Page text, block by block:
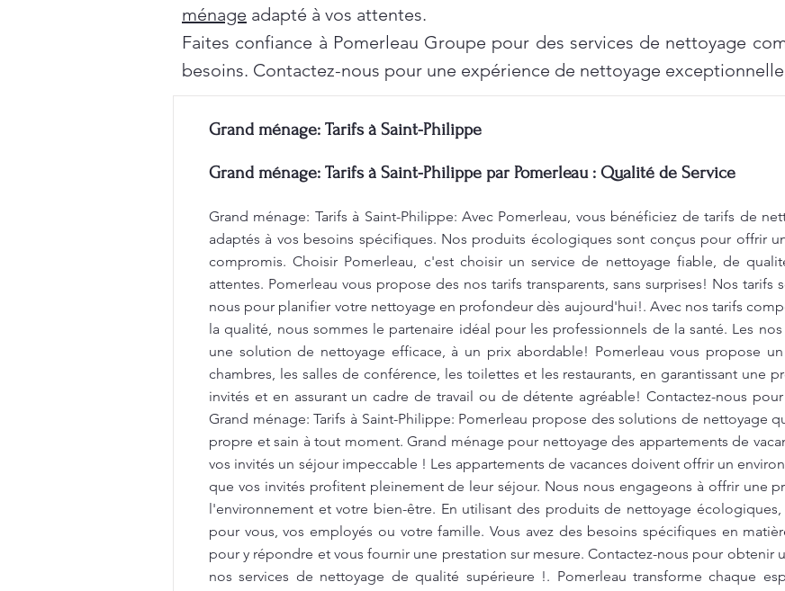
ménage adapté à vos attentes.
Faites confiance à Pomerleau Groupe pour des services de nettoyage
besoins. Contactez-nous pour une expérience de nettoyage
Grand ménage: Tarifs à Saint-Philippe
Grand ménage: Tarifs à Saint-Philippe par Pomerleau : Qualité de Service
Grand ménage: Tarifs à Saint-Philippe: Avec Pomerleau, vous bénéficiez de tarifs de
adaptés à vos besoins spécifiques. Nos produits écologiques sont conçus pour offrir
compromis. Choisir Pomerleau, c'est choisir un service de nettoyage fiable, de
attentes. Pomerleau vous propose des nos tarifs transparents, sans surprises! Nos
nous pour planifier votre nettoyage en profondeur dès aujourd'hui!. Avec nos tarifs
la qualité, nous sommes le partenaire idéal pour les professionnels de la santé. Les
une solution de nettoyage efficace, à un prix abordable! Pomerleau vous propose
chambres, les salles de conférence, les toilettes et les restaurants, en garantissant une
invités et en assurant un cadre de travail ou de détente agréable! Contactez-nous
Grand ménage: Tarifs à Saint-Philippe: Pomerleau propose des solutions de nettoyage
propre et sain à tout moment. Grand ménage pour nettoyage des appartements de
vos invités un séjour impeccable ! Les appartements de vacances doivent offrir un
que vos invités profitent pleinement de leur séjour. Nous nous engageons à offrir une
l'environnement et votre bien-être. En utilisant des produits de nettoyage écologiques,
pour vous, vos employés ou votre famille. Vous avez des besoins spécifiques en
pour y répondre et vous fournir une prestation sur mesure. Contactez-nous pour obtenir
nos services de nettoyage de qualité supérieure !. Pomerleau transforme chaque